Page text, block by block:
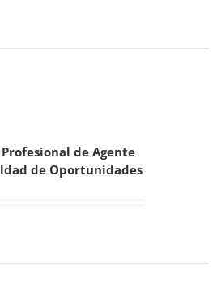
Profesional de Agente
de Oportunidades